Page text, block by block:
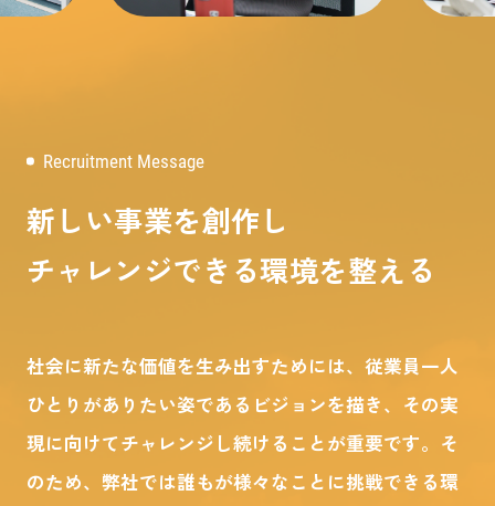
Recruitment Message
新しい事業を創作し
チャレンジできる環境を整える
社会に新たな価値を生み出すためには、従業員一人
ひとりがありたい姿であるビジョンを描き、その実
現に向けてチャレンジし続けることが重要です。そ
のため、弊社では誰もが様々なことに挑戦できる環